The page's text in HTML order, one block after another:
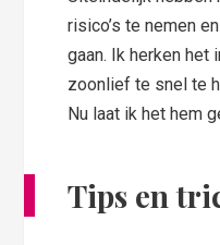
risico’s te nemen
gaan. Ik herken het
zoonlief te snel te
Nu laat ik het hem
Tips en